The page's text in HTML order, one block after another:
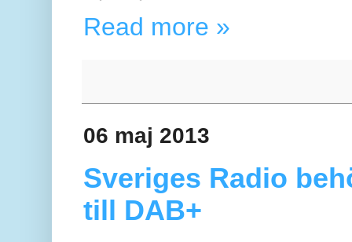
Read more »
06 maj 2013
Sveriges Radio
till DAB+